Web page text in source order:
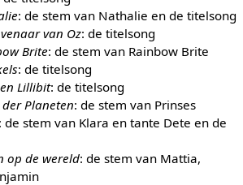
: de stem van Nathalie en de titelsong
van Oz: de titelsong
Brite: de stem van Rainbow Brite
: de titelsong
Lillibit: de titelsong
Planeten: de stem van Prinses
: de stem van Klara en tante Dete en de
op de wereld: de stem van Mattia,